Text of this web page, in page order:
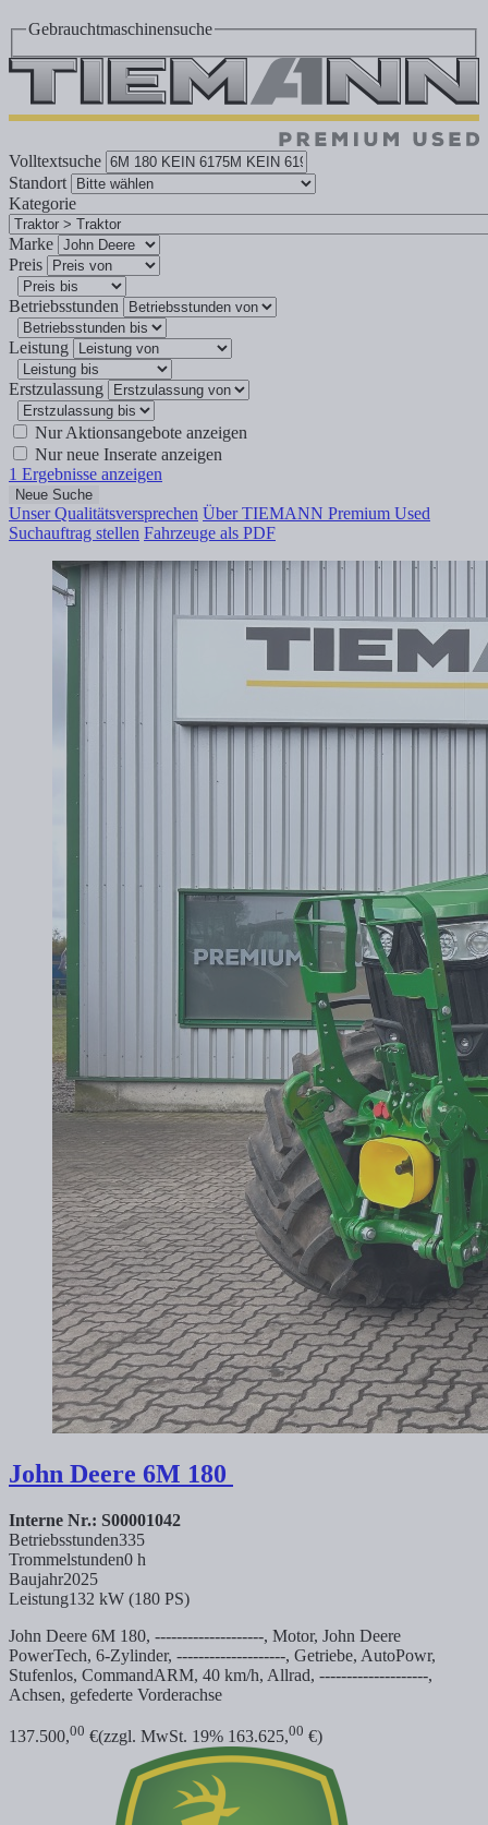
Gebrauchtmaschinensuche
Volltextsuche
Standort
Kategorie
Marke
Preis
Betriebsstunden
Leistung
Erstzulassung
Nur Aktionsangebote anzeigen
Nur neue Inserate anzeigen
1 Ergebnisse anzeigen
Neue Suche
Unser Qualitätsversprechen Über TIEMANN Premium Used
Suchauftrag stellen Fahrzeuge als PDF
John Deere 6M 180
Interne Nr.: S00001042
Betriebsstunden335
Trommelstunden0 h
Baujahr2025
Leistung132 kW (180 PS)
John Deere 6M 180, --------------------, Motor, John Deere
PowerTech, 6-Zylinder, --------------------, Getriebe, AutoPowr,
Stufenlos, CommandARM, 40 km/h, Allrad, --------------------,
Achsen, gefederte Vorderachse
137.500,00 €(zzgl. MwSt. 19% 163.625,00 €)